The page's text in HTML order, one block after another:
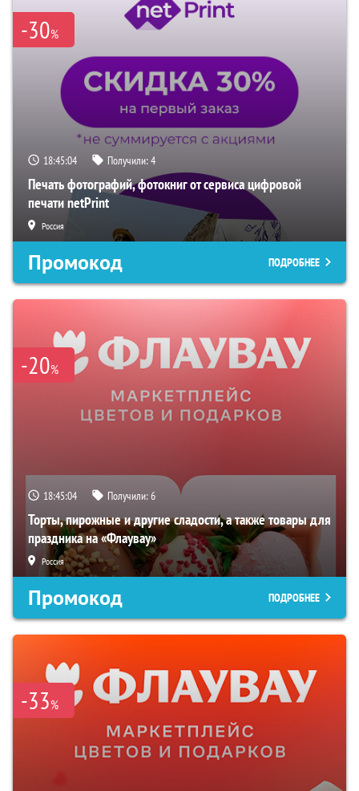
-30%
18:45:03 Получили:4
Печать фотографий, фотокниг от сервиса цифровой
печати netPrint
Россия
Промокод ПОДРОБНЕЕ
-20%
18:45:03 Получили:6
Торты, пирожные и другие сладости, а также товары для
праздника на «Флаувау»
Россия
Промокод ПОДРОБНЕЕ
-33%